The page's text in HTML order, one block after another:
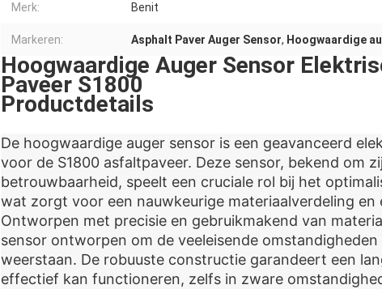
Merk: Benit
Markeren: Asphalt Paver Auger Sensor, Hoogwaardige
Hoogwaardige Auger Sensor
Paveer S1800
Productdetails
De hoogwaardige auger sensor is een geavanceerd
voor de S1800 asfaltpaveer. Deze sensor, bekend om
betrouwbaarheid, speelt een cruciale rol bij het
wat zorgt voor een nauwkeurige materiaalverdeling
Ontworpen met precisie en gebruikmakend van
sensor ontworpen om de veeleisende
weerstaan. De robuuste constructie garandeert een
effectief kan functioneren, zelfs in zware